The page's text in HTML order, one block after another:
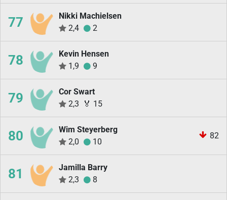
77
Nikki Machielsen
2,4
2
78
Kevin Hensen
1,9
9
79
Cor Swart
2,3
🏅 15
80
Wim Steyerberg
2,0
10
82
81
Jamilla Barry
2,3
8